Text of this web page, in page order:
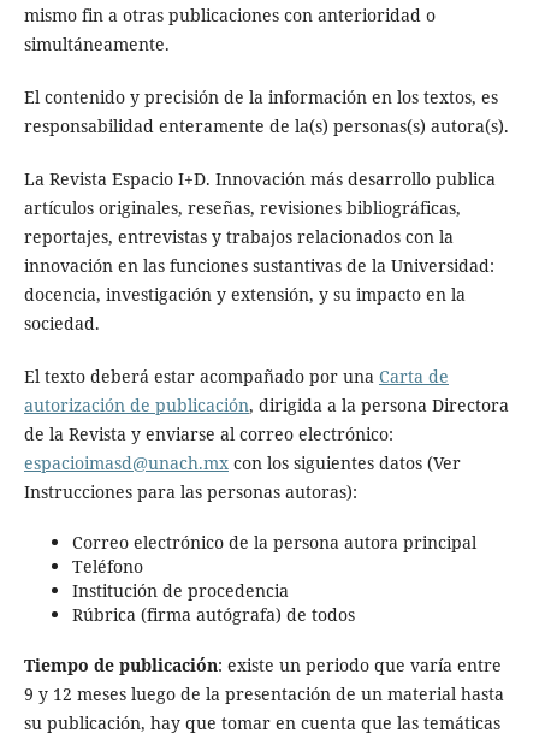
mismo fin a otras publicaciones con anterioridad o
simultáneamente.
El contenido y precisión de la información en los textos, es
responsabilidad enteramente de la(s) personas(s) autora(s).
La Revista Espacio I+D. Innovación más desarrollo publica
artículos originales, reseñas, revisiones bibliográficas,
reportajes, entrevistas y trabajos relacionados con la
innovación en las funciones sustantivas de la Universidad:
docencia, investigación y extensión, y su impacto en la
sociedad.
El texto deberá estar acompañado por una Carta de
autorización de publicación, dirigida a la persona Directora
de la Revista y enviarse al correo electrónico:
espacioimasd@unach.mxcon los siguientes datos (Ver
Instrucciones para las personas autoras):
Correo electrónico de la persona autora principal
Teléfono
Institución de procedencia
Rúbrica (firma autógrafa) de todos
Tiempo de publicación: existe un periodo que varía entre
9 y 12 meses luego de la presentación de un material hasta
su publicación, hay que tomar en cuenta que las temáticas